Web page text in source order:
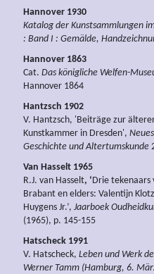
Hannover 1930
Katalog der Kunstsammlungen
: Band I : Gemälde,
Hannover 1863
Cat. Das königliche Welfen-
Hannover 1864
Hantzsch 1902
V. Hantzsch, 'Beiträge zur
Kunstkammer in Dresden',
Geschichte und Altertumskunde
Van Hasselt 1965
R.J. van Hasselt, ‘ Drie
Brabant en elders: Valentijn
Huygens Jr.’, Jaarboek
(1965), p. 145-155
Hatscheck 1991
V. Hatscheck, Leben und Werk
Werner Tamm (Hamburg, 6.